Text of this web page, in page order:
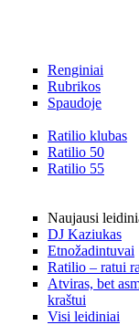
Renginiai
Rubrikos
Spaudoje
Ratilio klubas
Ratilio 50
Ratilio 55
Naujausi
DJ Kaziukas
Etnožadintuvai
Ratilio – ratui
Atviras, bet
kraštui
Visi leidiniai